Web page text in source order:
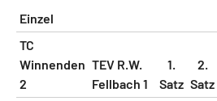
Einzel
TC
Winnenden
2
TEV R.W.
Fellbach 1
1.
Satz
2.
Satz